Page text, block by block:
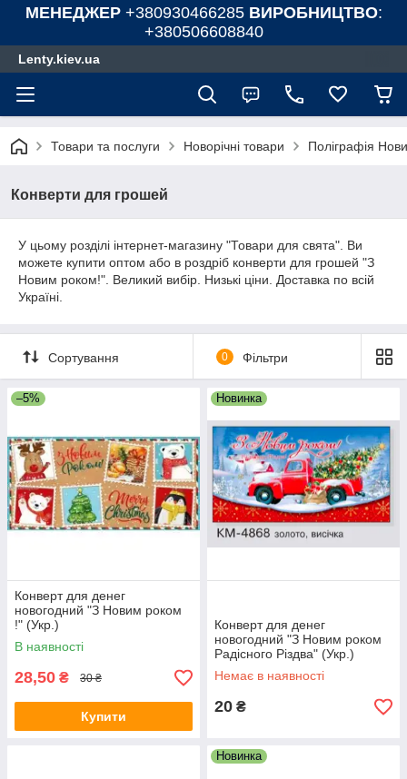
МЕНЕДЖЕР +380930466285 ВИРОБНИЦТВО:
+380506608840
Lenty.kiev.ua
Товари та послуги Новорічні товари Поліграфія
Конверти для грошей
У цьому розділі інтернет-магазину "Товари для свята". Ви
можете купити оптом або в роздріб конверти для грошей "З
Новим роком!". Великий вибір. Низькі ціни. Доставка по всій
Україні.
Сортування 0 Фільтри
–5%
Конверт для денег
новогодний "З Новим роком
!" (Укр.)
В наявності
28,50 ₴ 30 ₴
Купити
Новинка
Конверт для денег
новогодний "З Новим роком
Радісного Різдва" (Укр.)
Немає в наявності
20 ₴
Новинка